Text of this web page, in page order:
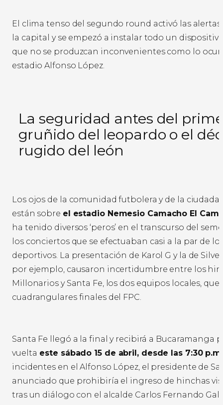
El clima tenso del segundo round activó las
la capital y se empezó a instalar todo un
que no se produzcan inconvenientes como lo
estadio Alfonso López.
La seguridad antes del
gruñido del leopardo o el
rugido del león
Los ojos de la comunidad futbolera y de la
están sobre el estadio Nemesio Camacho El
ha tenido diversos ‘peros’ en el transcurso del
los conciertos que se efectuaban casi a la par de
deportivos. La presentación de Karol G y la de
por ejemplo, causaron incertidumbre entre los
Millonarios y Santa Fe, los dos equipos locales, que
cuadrangulares finales del FPC.
Santa Fe llegó a la final y recibirá a Bucaramanga
vuelta este sábado 15 de abril, desde las 7:30 p.m.
incidentes en el Alfonso López, el presidente de
anunciado que prohibiría el ingreso de hinchas
tras un diálogo con el alcalde Carlos Fernando